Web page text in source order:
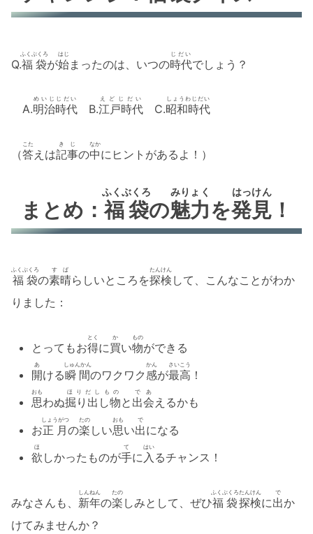
Q.福袋
ふくぶくろ
が始
はじ
まったのは、いつの時代
じだい
でしょう？
A.明治時代
めいじじだい
B.江戸時代
えどじだい
C.昭和時代
しょうわじだい
（答
こた
えは記事
きじ
の中
なか
にヒントがあるよ！）
まとめ：福袋
ふくぶくろ
の魅力
みりょく
を発見
はっけん
！
福袋
ふくぶくろ
の素晴
すば
らしいところを探検
たんけん
して、こんなことがわか
りました：
とってもお得
とく
に買
か
い物
もの
ができる
開
あ
ける瞬間
しゅんかん
のワクワク 感
かん
が最高
さいこう
！
思
おも
わぬ掘り出し物
ほりだしもの
と 出会
であ
えるかも
お正月
しょうがつ
の楽
たの
しい思
おも
い出
で
になる
欲
ほ
しかったものが手
て
に 入
はい
るチャンス！
みなさんも、 新年
しんねん
の楽
たの
しみとして、ぜひ福袋
ふくぶくろ
探検
たんけん
に出
で
か
けてみませんか？